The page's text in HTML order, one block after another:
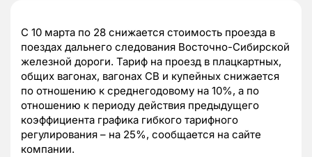
С 10 марта по 28 снижается стоимость проезда в
поездах дальнего следования Восточно-Сибирской
железной дороги. Тариф на проезд в плацкартных,
общих вагонах, вагонах СВ и купейных снижается
по отношению к среднегодовому на 10%, а по
отношению к периоду действия предыдущего
коэффициента графика гибкого тарифного
регулирования – на 25%, сообщается на сайте
компании.